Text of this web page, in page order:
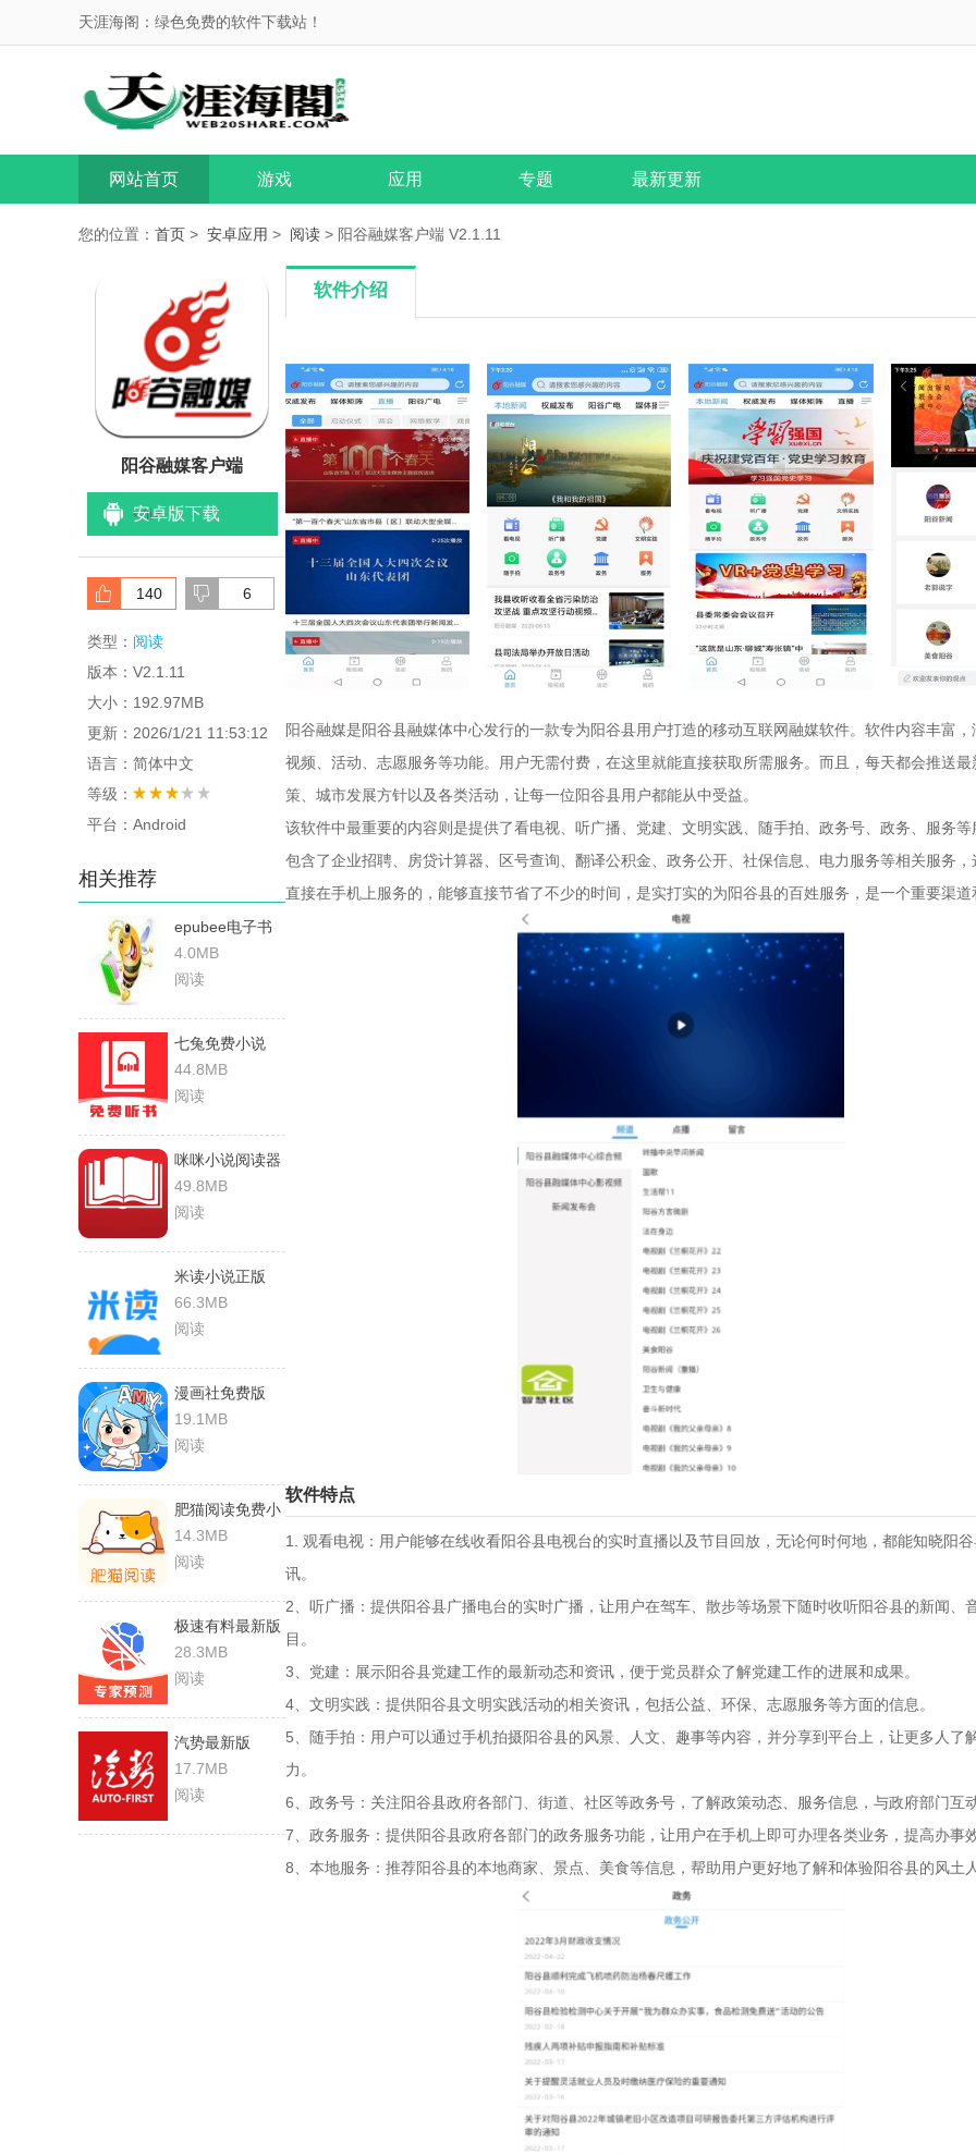
天涯海阁：绿色免费的软件下载站！
网站首页 游戏 应用 专题 最新更新
您的位置： 首页 > 安卓应用 > 阅读 > 阳谷融媒客户端 V2.1.11
阳谷融媒客户端
安卓版下载
</li>
140 6
类型： 阅读
版本：V2.1.11
大小：192.97MB
更新：2026/1/21 11:53:12
语言：简体中文
等级：
平台：Android
相关推荐
epubee电子书
4.0MB
阅读
七兔免费小说
44.8MB
阅读
咪咪小说阅读器
49.8MB
阅读
米读小说正版
66.3MB
阅读
漫画社免费版
19.1MB
阅读
肥猫阅读免费小
说
14.3MB
阅读
极速有料最新版
28.3MB
阅读
汽势最新版
17.7MB
阅读
软件介绍
阳谷融媒是阳谷县融媒体中心发行的一款专为阳谷县用户打造的移动互联网融媒软件。软件内容丰富，
视频、活动、志愿服务等功能。用户无需付费，在这里就能直接获取所需服务。而且，每天都会推送最
策、城市发展方针以及各类活动，让每一位阳谷县用户都能从中受益。
该软件中最重要的内容则是提供了看电视、听广播、党建、文明实践、随手拍、政务号、政务、服务等
包含了企业招聘、房贷计算器、区号查询、翻译公积金、政务公开、社保信息、电力服务等相关服务，
直接在手机上服务的，能够直接节省了不少的时间，是实打实的为阳谷县的百姓服务，是一个重要渠道
软件特点
1. 观看电视：用户能够在线收看阳谷县电视台的实时直播以及节目回放，无论何时何地，都能知晓阳
讯。
2、听广播：提供阳谷县广播电台的实时广播，让用户在驾车、散步等场景下随时收听阳谷县的新闻、
目。
3、党建：展示阳谷县党建工作的最新动态和资讯，便于党员群众了解党建工作的进展和成果。
4、文明实践：提供阳谷县文明实践活动的相关资讯，包括公益、环保、志愿服务等方面的信息。
5、随手拍：用户可以通过手机拍摄阳谷县的风景、人文、趣事等内容，并分享到平台上，让更多人了
力。
6、政务号：关注阳谷县政府各部门、街道、社区等政务号，了解政策动态、服务信息，与政府部门互动
7、政务服务：提供阳谷县政府各部门的政务服务功能，让用户在手机上即可办理各类业务，提高办事效
8、本地服务：推荐阳谷县的本地商家、景点、美食等信息，帮助用户更好地了解和体验阳谷县的风土人